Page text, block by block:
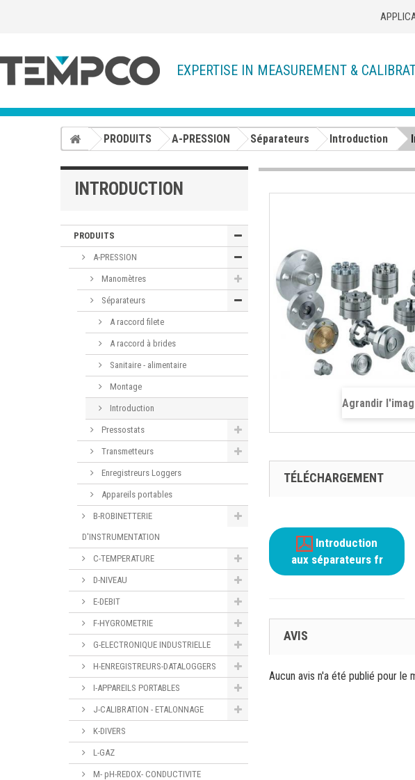
EXPERTISE IN MEASUREMENT &
PRODUITS A-PRESSION Séparateurs Introduction
INTRODUCTION
PRODUITS
A-PRESSION
Manomètres
Séparateurs
A raccord filete
A raccord à brides
Sanitaire - alimentaire
Montage
Introduction
Pressostats
Transmetteurs
Enregistreurs Loggers
Appareils portables
B-ROBINETTERIE
D'INSTRUMENTATION
C-TEMPERATURE
D-NIVEAU
E-DEBIT
F-HYGROMETRIE
G-ELECTRONIQUE INDUSTRIELLE
H-ENREGISTREURS-DATALOGGERS
I-APPAREILS PORTABLES
J-CALIBRATION - ETALONNAGE
K-DIVERS
L-GAZ
M- pH-REDOX- CONDUCTIVITE
Agrandir
TÉLÉCHARGEMENT
Introduction
aux séparateurs fr
AVIS
Aucun avis n'a été publié pour le